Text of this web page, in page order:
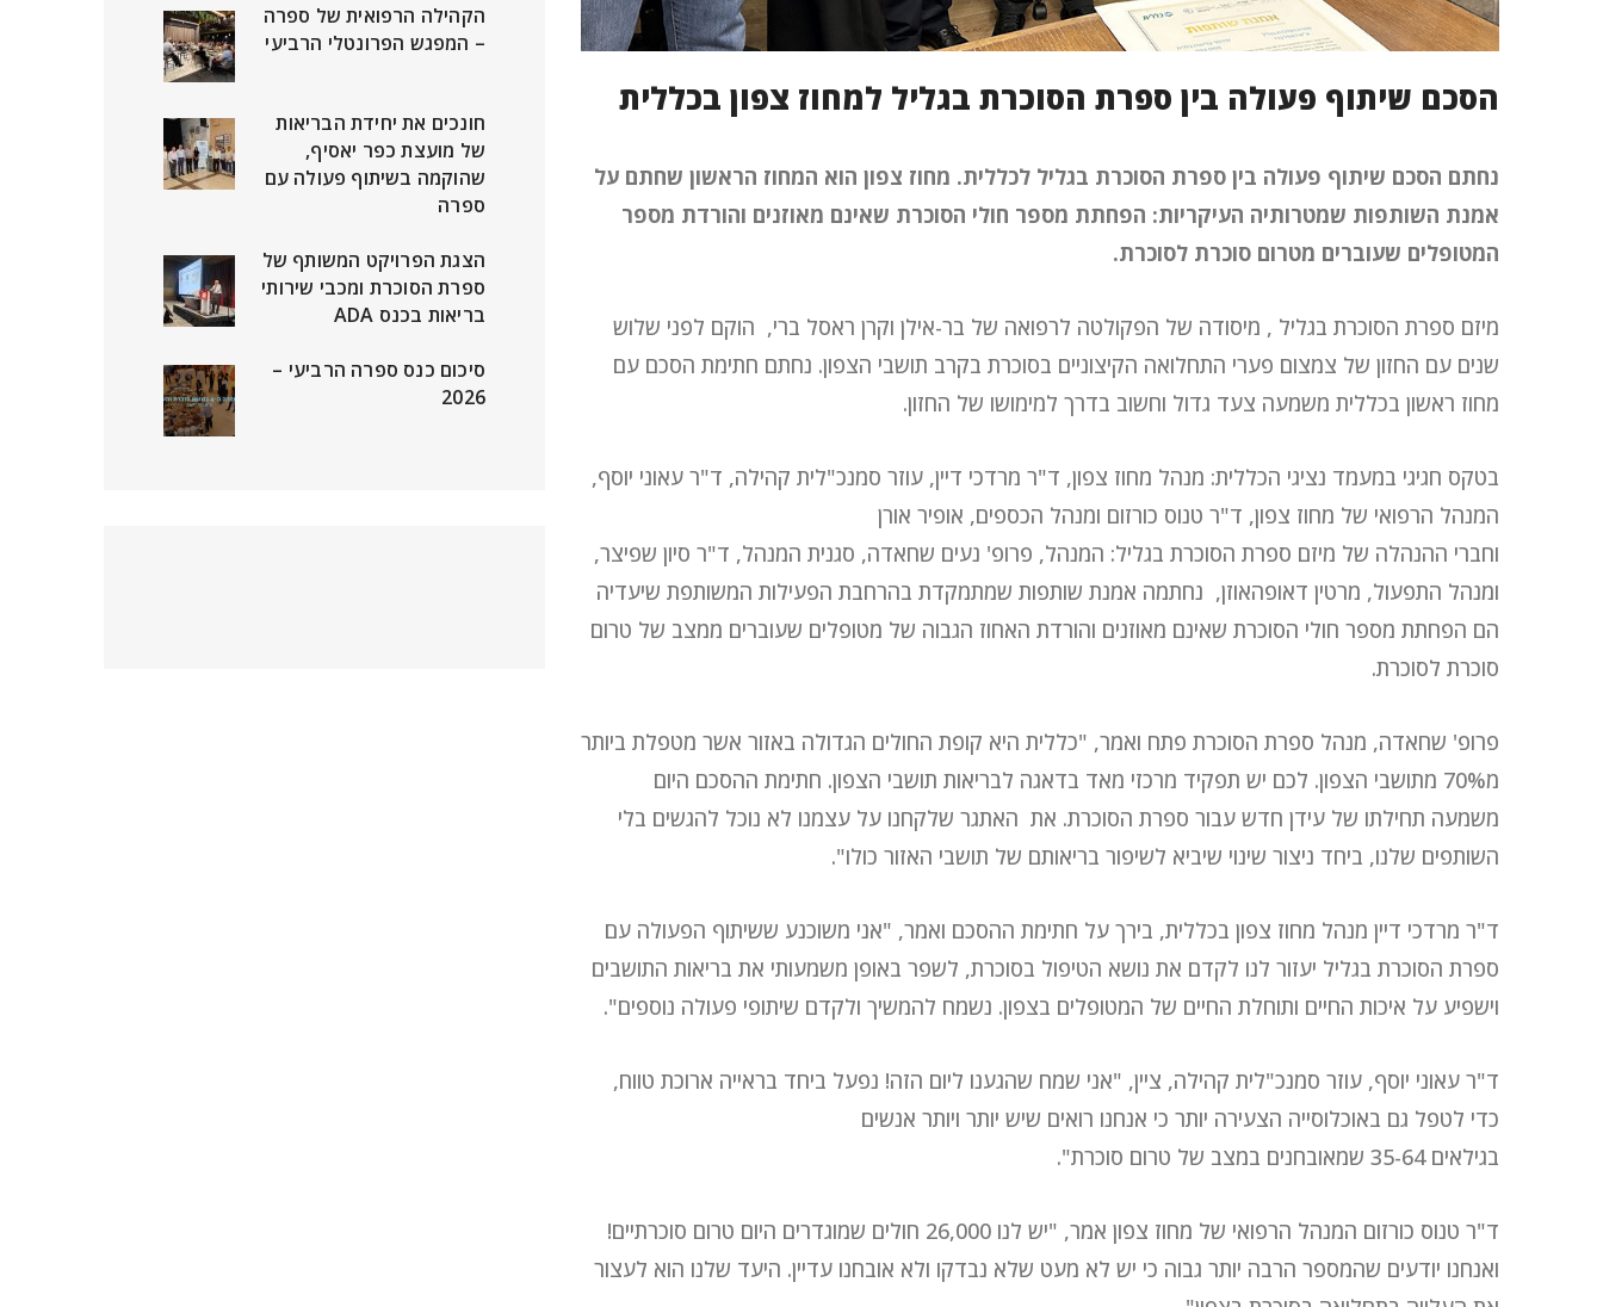
הסכם שיתוף פעולה בין ספרת הסוכרת בגליל למחוז צפון בכללית
נחתם הסכם שיתוף פעולה בין ספרת הסוכרת בגליל לכללית. מחוז צפון הוא המחוז הראשון שחתם על
אמנת השותפות שמטרותיה העיקריות: הפחתת מספר חולי הסוכרת שאינם מאוזנים והורדת מספר
המטופלים שעוברים מטרום סוכרת לסוכרת.
מיזם ספרת הסוכרת בגליל , מיסודה של הפקולטה לרפואה של בר-אילן וקרן ראסל ברי, הוקם לפני שלוש
שנים עם החזון של צמצום פערי התחלואה הקיצוניים בסוכרת בקרב תושבי הצפון. נחתם חתימת הסכם עם
מחוז ראשון בכללית משמעה צעד גדול וחשוב בדרך למימושו של החזון.
בטקס חגיגי במעמד נציגי הכללית: מנהל מחוז צפון, ד"ר מרדכי דיין, עוזר סמנכ"לית קהילה, ד"ר עאוני יוסף,
המנהל הרפואי של מחוז צפון, ד"ר טנוס כורזום ומנהל הכספים, אופיר אורן
וחברי ההנהלה של מיזם ספרת הסוכרת בגליל: המנהל, פרופ' נעים שחאדה, סגנית המנהל, ד"ר סיון שפיצר,
ומנהל התפעול, מרטין דאופהאוזן, נחתמה אמנת שותפות שמתמקדת בהרחבת הפעילות המשותפת שיעדיה
הם הפחתת מספר חולי הסוכרת שאינם מאוזנים והורדת האחוז הגבוה של מטופלים שעוברים ממצב של טרום
סוכרת לסוכרת.
פרופ' שחאדה, מנהל ספרת הסוכרת פתח ואמר, "כללית היא קופת החולים הגדולה באזור אשר מטפלת ביותר
מ70% מתושבי הצפון. לכם יש תפקיד מרכזי מאד בדאגה לבריאות תושבי הצפון. חתימת ההסכם היום
משמעה תחילתו של עידן חדש עבור ספרת הסוכרת. את האתגר שלקחנו על עצמנו לא נוכל להגשים בלי
השותפים שלנו, ביחד ניצור שינוי שיביא לשיפור בריאותם של תושבי האזור כולו".
ד"ר מרדכי דיין מנהל מחוז צפון בכללית, בירך על חתימת ההסכם ואמר, "אני משוכנע ששיתוף הפעולה עם
ספרת הסוכרת בגליל יעזור לנו לקדם את נושא הטיפול בסוכרת, לשפר באופן משמעותי את בריאות התושבים
וישפיע על איכות החיים ותוחלת החיים של המטופלים בצפון. נשמח להמשיך ולקדם שיתופי פעולה נוספים".
ד"ר עאוני יוסף, עוזר סמנכ"לית קהילה, ציין, "אני שמח שהגענו ליום הזה! נפעל ביחד בראייה ארוכת טווח,
כדי לטפל גם באוכלוסייה הצעירה יותר כי אנחנו רואים שיש יותר ויותר אנשים
בגילאים 35-64 שמאובחנים במצב של טרום סוכרת".
ד"ר טנוס כורזום המנהל הרפואי של מחוז צפון אמר, "יש לנו 26,000 חולים שמוגדרים היום טרום סוכרתיים!
ואנחנו יודעים שהמספר הרבה יותר גבוה כי יש לא מעט שלא נבדקו ולא אובחנו עדיין. היעד שלנו הוא לעצור
הקהילה הרפואית של ספרה
– המפגש הפרונטלי הרביעי
חונכים את יחידת הבריאות
של מועצת כפר יאסיף,
שהוקמה בשיתוף פעולה עם
ספרה
הצגת הפרויקט המשותף של
ספרת הסוכרת ומכבי שירותי
בריאות בכנס ADA
סיכום כנס ספרה הרביעי –
2026